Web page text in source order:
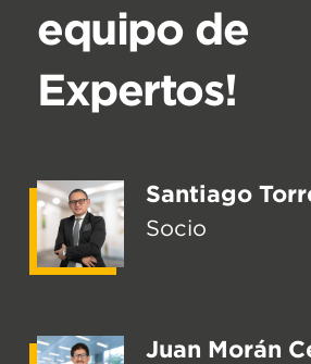
equipo de
Expertos!
Santiago
Socio
Juan Morán